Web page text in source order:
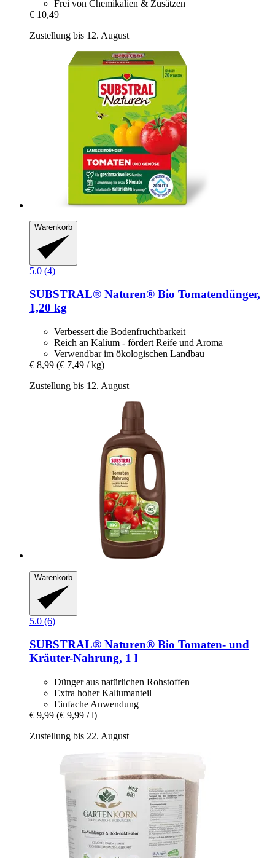
Frei von Chemikalien & Zusätzen
€ 10,49
Zustellung bis 12. August
Warenkorb
5.0 (4)
SUBSTRAL® Naturen® Bio Tomatendünger,
1,20 kg
Verbessert die Bodenfruchtbarkeit
Reich an Kalium - fördert Reife und Aroma
Verwendbar im ökologischen Landbau
€ 8,99 (€ 7,49 / kg)
Zustellung bis 12. August
Warenkorb
5.0 (6)
SUBSTRAL® Naturen® Bio Tomaten-​ und
Kräuter-​Nahrung, 1 l
Dünger aus natürlichen Rohstoffen
Extra hoher Kaliumanteil
Einfache Anwendung
€ 9,99 (€ 9,99 / l)
Zustellung bis 22. August